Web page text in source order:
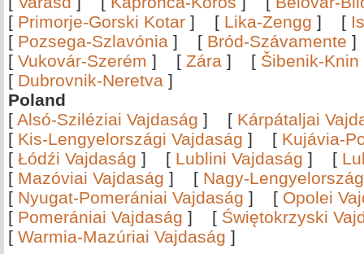
[ Primorje-Gorski Kotar ] [ Lika-Zengg ] [
[ Pozsega-Szlavónia ] [ Bród-Szávamente
[ Vukovár-Szerém ] [ Zára ] [ Šibenik-Knin
[ Dubrovnik-Neretva ]
Poland
[ Alsó-Sziléziai Vajdaság ] [ Kárpátaljai
[ Kis-Lengyelországi Vajdaság ] [ Kujávia-
[ Łódźi Vajdaság ] [ Lublini Vajdaság ] [
[ Mazóviai Vajdaság ] [ Nagy-
[ Nyugat-Pomerániai Vajdaság ] [ Opolei
[ Pomerániai Vajdaság ] [ Świętokrzyski
[ Warmia-Mazúriai Vajdaság ]